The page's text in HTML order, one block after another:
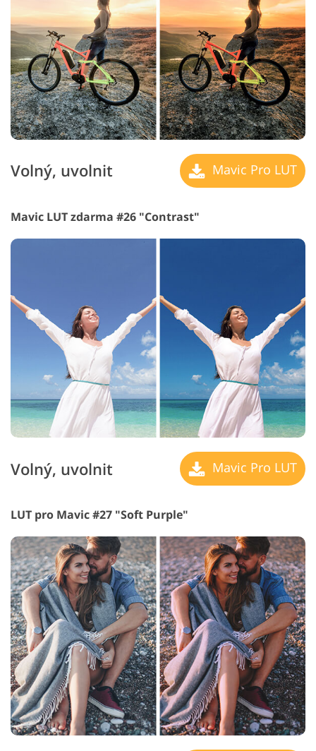
Volný, uvolnit Mavic Pro LUT
Mavic LUT zdarma #26 "Contrast"
Volný, uvolnit Mavic Pro LUT
LUT pro Mavic #27 "Soft Purple"